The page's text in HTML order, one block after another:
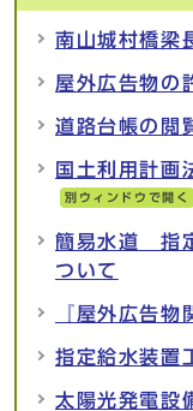
南山城村橋梁
屋外広告物の
道路台帳の閲
国土利用計画
別ウィンドウで開く
簡易水道 指
ついて
『屋外広告物
指定給水装置
太陽光発電設